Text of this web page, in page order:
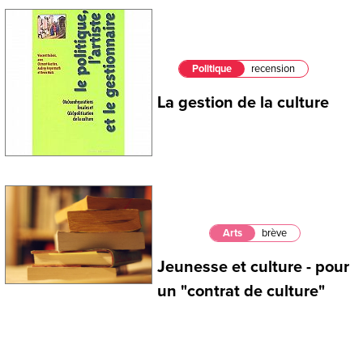
Politique recension
La gestion de la culture
Arts brève
Jeunesse et culture - pour
un "contrat de culture"